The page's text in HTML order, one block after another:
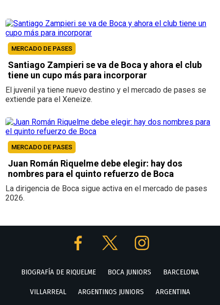
MERCADO DE PASES
Santiago Zampieri se va de Boca y ahora el club
tiene un cupo más para incorporar
El juvenil ya tiene nuevo destino y el mercado de pases se
extiende para el Xeneize.
MERCADO DE PASES
Juan Román Riquelme debe elegir: hay dos
nombres para el quinto refuerzo de Boca
La dirigencia de Boca sigue activa en el mercado de pases
2026.
BIOGRAFÍA DE RIQUELME BOCA JUNIORS BARCELONA
VILLARREAL ARGENTINOS JUNIORS ARGENTINA